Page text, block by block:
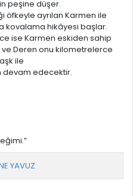
peşine düşer.
öfkeyle ayrılan Karmen ile
kovalama hikâyesi başlar.
ise Karmen eskiden sahip
ve Deren onu kilometrelerce
ile
devam edecektir.
YAVUZ